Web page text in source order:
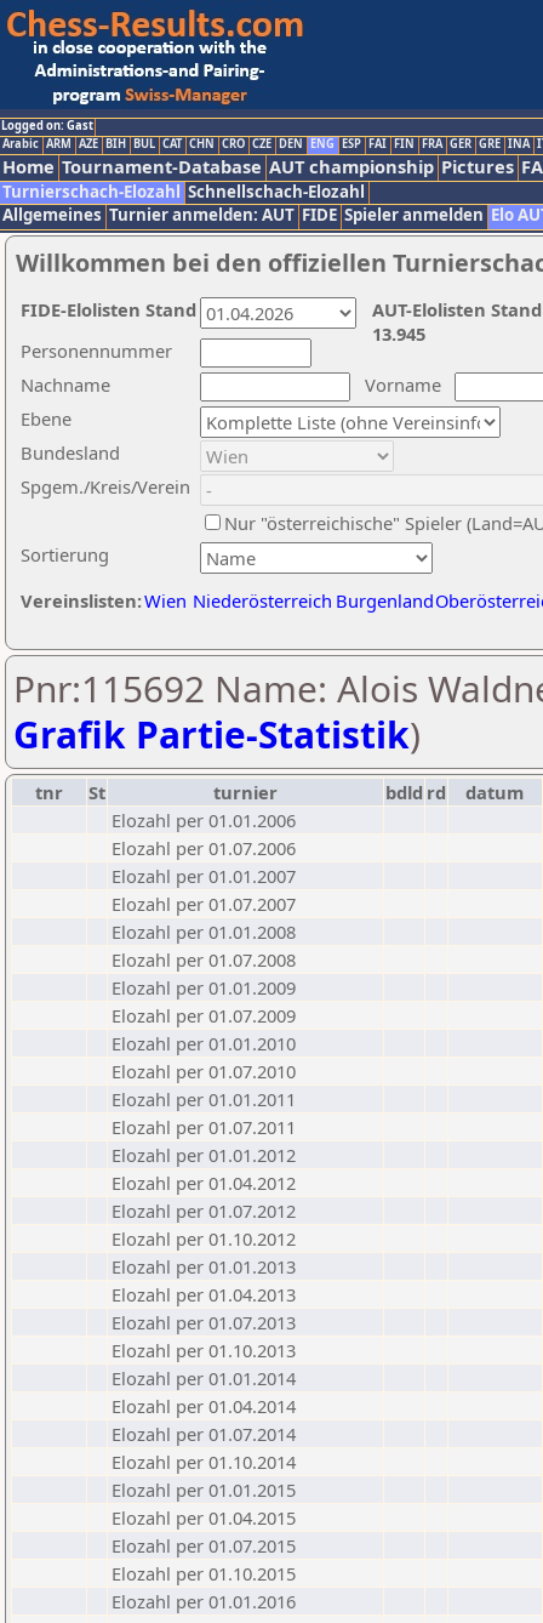
Logged on: Gast
Arabic ARM AZE BIH BUL CAT CHN CRO CZE DEN ENG ESP FAI FIN FRA GER GRE INA
Home Tournament-Database AUT championship Pictures
Turnierschach-Elozahl Schnellschach-Elozahl
Allgemeines Turnier anmelden: AUT FIDE Spieler anmelden Elo
Willkommen bei den offiziellen
Nachname
Vorname
Ebene
Sortierung
Personennummer
Bundesland
Spgem./Kreis/Verein
Nur "österreichische" Spieler
Vereinslisten:Wien Niederösterreich Burgenland
AUT-Elolisten
13.945
FIDE-Elolisten Stand
Pnr:115692 Name: Alois
Grafik Partie-Statistik)
tnr St turnier bdld rd
datum
Elozahl per 01.01.2006
Elozahl per 01.07.2006
Elozahl per 01.01.2007
Elozahl per 01.07.2007
Elozahl per 01.01.2008
Elozahl per 01.07.2008
Elozahl per 01.01.2009
Elozahl per 01.07.2009
Elozahl per 01.01.2010
Elozahl per 01.07.2010
Elozahl per 01.01.2011
Elozahl per 01.07.2011
Elozahl per 01.01.2012
Elozahl per 01.04.2012
Elozahl per 01.07.2012
Elozahl per 01.10.2012
Elozahl per 01.01.2013
Elozahl per 01.04.2013
Elozahl per 01.07.2013
Elozahl per 01.10.2013
Elozahl per 01.01.2014
Elozahl per 01.04.2014
Elozahl per 01.07.2014
Elozahl per 01.10.2014
Elozahl per 01.01.2015
Elozahl per 01.04.2015
Elozahl per 01.07.2015
Elozahl per 01.10.2015
Elozahl per 01.01.2016